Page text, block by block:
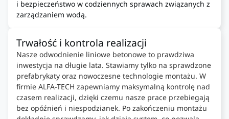
i bezpieczeństwo w codziennych sprawach związanych z
zarządzaniem wodą.
Trwałość i kontrola realizacji
Nasze odwodnienie liniowe betonowe to prawdziwa
inwestycja na długie lata. Stawiamy tylko na sprawdzone
prefabrykaty oraz nowoczesne technologie montażu. W
firmie ALFA-TECH zapewniamy maksymalną kontrolę nad
czasem realizacji, dzięki czemu nasze prace przebiegają
bez opóźnień i niespodzianek. Po zakończeniu montażu